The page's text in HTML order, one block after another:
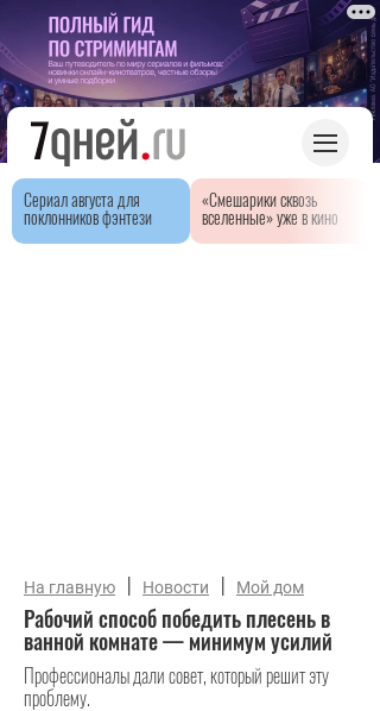
Сериал августа для
поклонников фэнтези
«Смешарики сквозь
вселенные» уже в кино
На главную | Новости | Мой дом
Рабочий способ победить плесень в
ванной комнате — минимум усилий
Профессионалы дали совет, который решит эту
проблему.